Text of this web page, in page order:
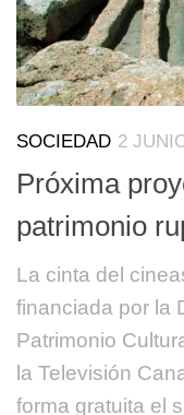
SOCIEDAD 2
Próxima
patrimonio
La cinta del
financiada por la
Patrimonio
la Televisión
forma gratuita el